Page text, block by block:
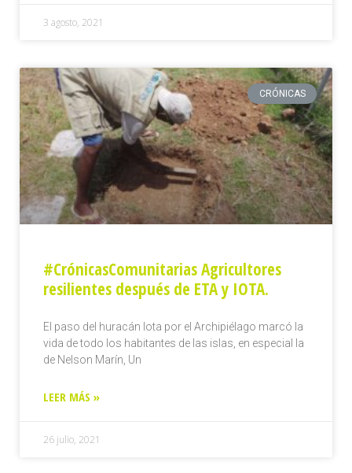
3 agosto, 2021
CRÓNICAS
#CrónicasComunitarias Agricultores
resilientes después de ETA y IOTA.
El paso del huracán Iota por el Archipiélago marcó la
vida de todo los habitantes de las islas, en especial la
de Nelson Marín, Un
LEER MÁS »
26 julio, 2021